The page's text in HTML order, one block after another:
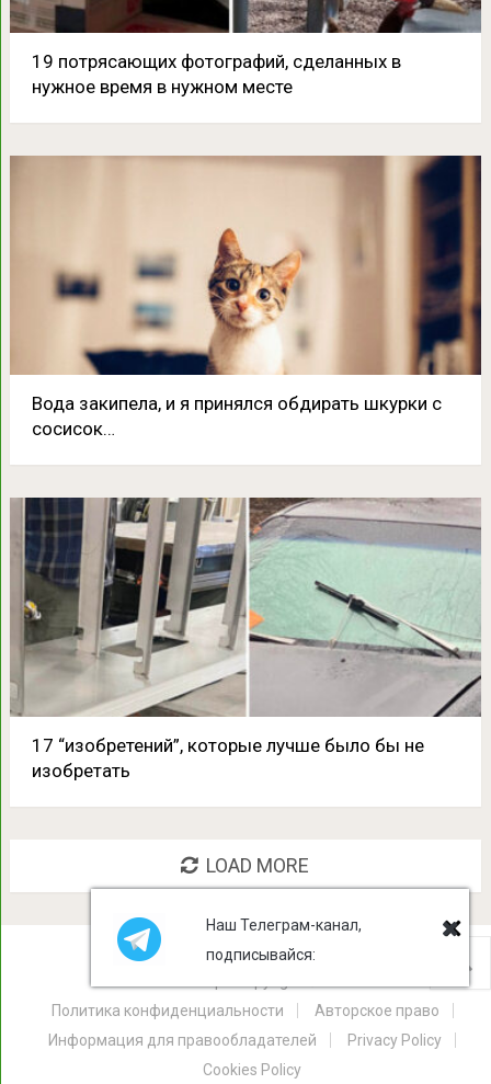
19 потрясающих фотографий, сделанных в
нужное время в нужном месте
Вода закипела, и я принялся обдирать шкурки с
сосисок…
17 “изобретений”, которые лучше было бы не
изобретать
LOAD MORE
Политика конфиденциальности
Авторское право
Информация для правообладателей
Privacy Policy
Cookies Policy
Наш Телеграм-канал,
подписывайся: